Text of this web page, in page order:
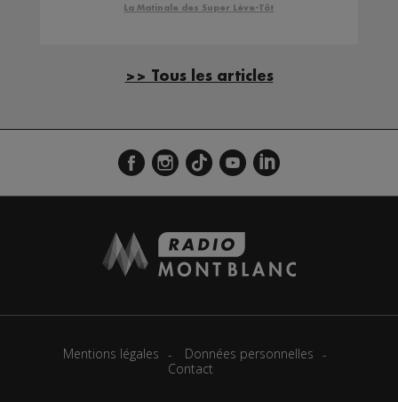
La Matinale des Super Lève-Tôt
>> Tous les articles
Mentions légales
Données personnelles
Contact